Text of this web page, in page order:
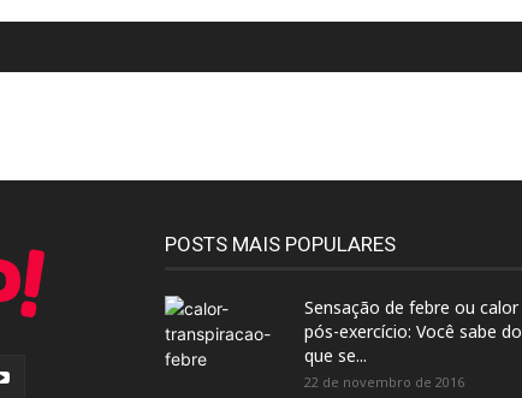
POSTS MAIS POPULARES
Sensação de febre ou calor
pós-exercício: Você sabe do
que se...
22 de novembro de 2016